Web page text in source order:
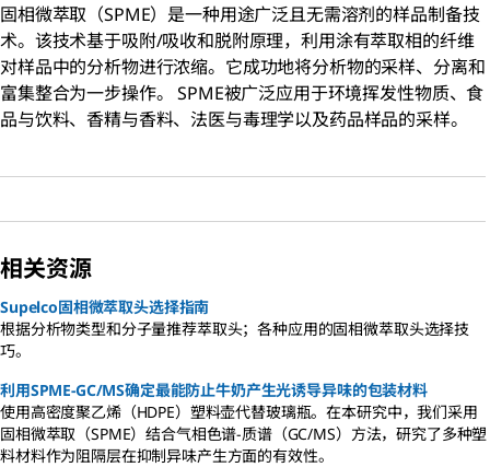
固相微萃取（SPME）是一种用途广泛且无需溶剂的样品制备技
术。该技术基于吸附/吸收和脱附原理，利用涂有萃取相的纤维
对样品中的分析物进行浓缩。它成功地将分析物的采样、分离和
富集整合为一步操作。 SPME被广泛应用于环境挥发性物质、食
品与饮料、香精与香料、法医与毒理学以及药品样品的采样。
相关资源
Supelco固相微萃取头选择指南
根据分析物类型和分子量推荐萃取头；各种应用的固相微萃取头选择技
巧。
利用SPME-GC/MS确定最能防止牛奶产生光诱导异味的包装材料
使用高密度聚乙烯（HDPE）塑料壶代替玻璃瓶。在本研究中，我们采用
固相微萃取（SPME）结合气相色谱-质谱（GC/MS）方法，研究了多种塑
料材料作为阻隔层在抑制异味产生方面的有效性。